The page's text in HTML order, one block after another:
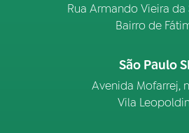
Rua Armando Vieira da
Bairro de
São Paulo
Avenida Mofarrej,
Vila